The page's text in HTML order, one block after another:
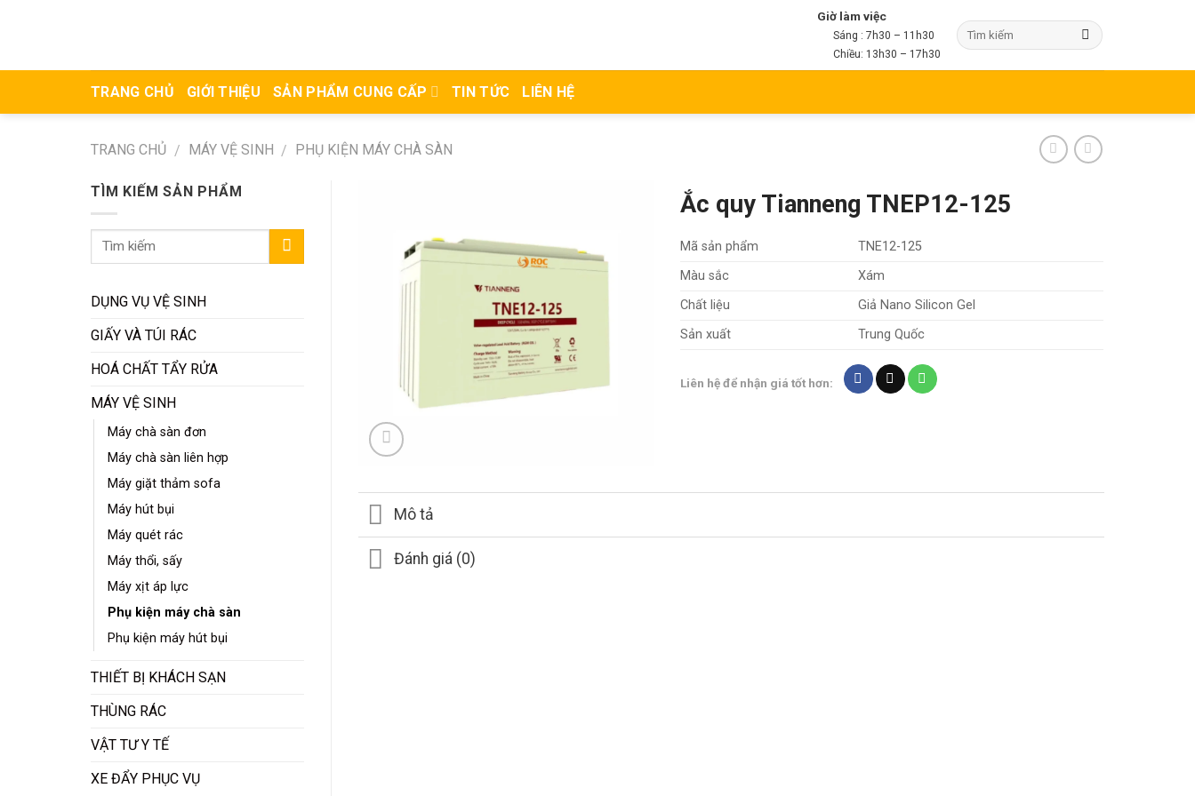
Giờ làm việc
Sáng : 7h30 – 11h30
Chiều: 13h30 – 17h30
TRANG CHỦ GIỚI THIỆU SẢN PHẨM CUNG CẤP TIN TỨC LIÊN HỆ
TRANG CHỦ / MÁY VỆ SINH / PHỤ KIỆN MÁY CHÀ SÀN
TÌM KIẾM SẢN PHẨM
DỤNG VỤ VỆ SINH
GIẤY VÀ TÚI RÁC
HOÁ CHẤT TẨY RỬA
MÁY VỆ SINH
Máy chà sàn đơn
Máy chà sàn liên hợp
Máy giặt thảm sofa
Máy hút bụi
Máy quét rác
Máy thổi, sấy
Máy xịt áp lực
Phụ kiện máy chà sàn
Phụ kiện máy hút bụi
THIẾT BỊ KHÁCH SẠN
THÙNG RÁC
VẬT TƯ Y TẾ
XE ĐẨY PHỤC VỤ
Ắc quy Tianneng TNEP12-125
Mã sản phẩm
TNE12-125
Màu sắc
Xám
Chất liệu
Giả Nano Silicon Gel
Sản xuất
Trung Quốc
Liên hệ để nhận giá tốt hơn:
Mô tả
Đánh giá (0)